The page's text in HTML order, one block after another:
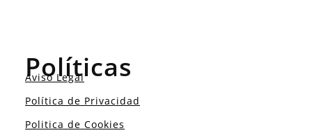
Políticas
Aviso Legal
Política de Privacidad
Politica de Cookies